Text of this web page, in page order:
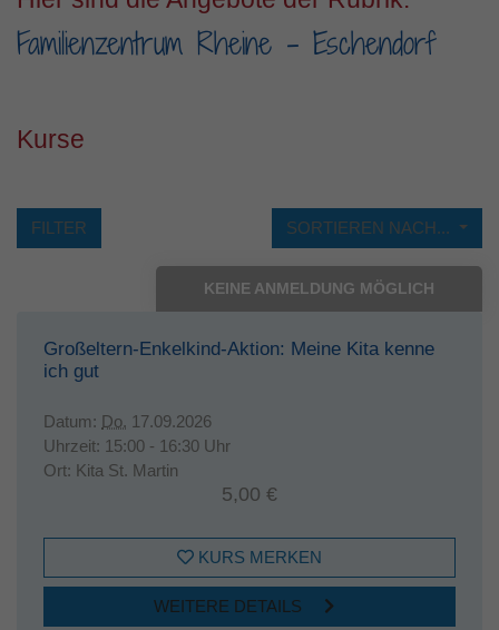
Familienzentrum Rheine - Eschendorf
Kurse
SORTIEREN NACH...
FILTER
KEINE ANMELDUNG MÖGLICH
Großeltern-Enkelkind-Aktion: Meine Kita kenne
ich gut
Datum: Do. 17.09.2026
Uhrzeit: 15:00 - 16:30 Uhr
Ort: Kita St. Martin
5,00 €
KURS MERKEN
WEITERE DETAILS
Laufzeit 1 Jahr